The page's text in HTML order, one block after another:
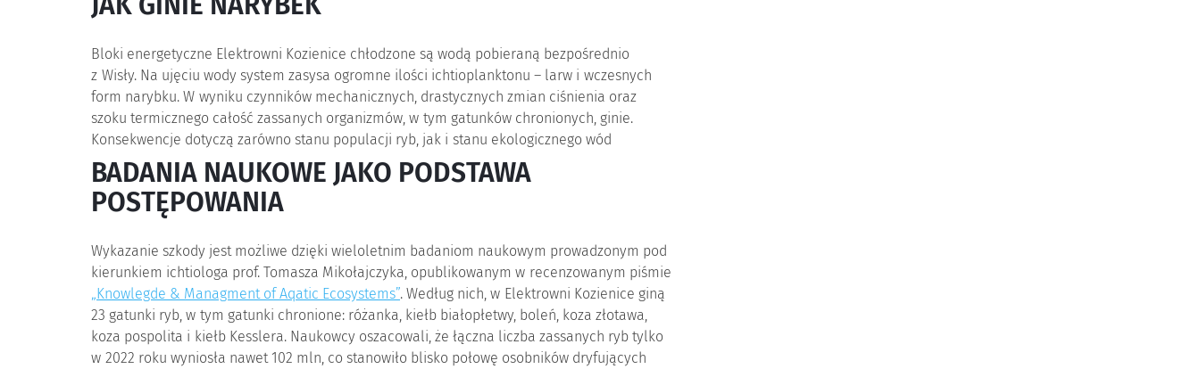
JAK GINIE NARYBEK
Bloki energetyczne Elektrowni Kozienice chłodzone są wodą pobieraną bezpośrednio
z Wisły. Na ujęciu wody system zasysa ogromne ilości ichtioplanktonu – larw i wczesnych
form narybku. W wyniku czynników mechanicznych, drastycznych zmian ciśnienia oraz
szoku termicznego całość zassanych organizmów, w tym gatunków chronionych, ginie.
Konsekwencje dotyczą zarówno stanu populacji ryb, jak i stanu ekologicznego wód
BADANIA NAUKOWE JAKO PODSTAWA
POSTĘPOWANIA
Wykazanie szkody jest możliwe dzięki wieloletnim badaniom naukowym prowadzonym pod
kierunkiem ichtiologa prof. Tomasza Mikołajczyka, opublikowanym w recenzowanym piśmie
„Knowlegde & Managment of Aqatic Ecosystems”. Według nich, w Elektrowni Kozienice giną
23 gatunki ryb, w tym gatunki chronione: różanka, kiełb białopłetwy, boleń, koza złotawa,
koza pospolita i kiełb Kesslera. Naukowcy oszacowali, że łączna liczba zassanych ryb tylko
w 2022 roku wyniosła nawet 102 mln, co stanowiło blisko połowę osobników dryfujących